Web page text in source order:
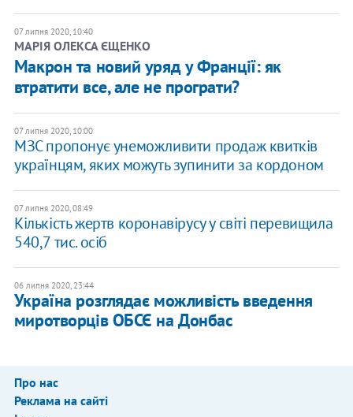
07 липня 2020, 10:40
​МАРІЯ ОЛЕКСА ЄЩЕНКО
Макрон та новий уряд у Франції: як
втратити все, але не програти?
07 липня 2020, 10:00
МЗС пропонує унеможливити продаж квитків
українцям, яких можуть зупинити за кордоном
07 липня 2020, 08:49
Кількість жертв коронавірусу у світі перевищила
540,7 тис. осіб
06 липня 2020, 23:44
Україна розглядає можливість введення
миротворців ОБСЄ на Донбас
Про нас
Реклама на сайті